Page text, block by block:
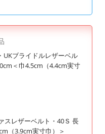
UKブライドルレザーベル
＜巾4.5cm（4.4cm実寸
スレザーベルト・40Ｓ 長
（3.9cm実寸巾）＞